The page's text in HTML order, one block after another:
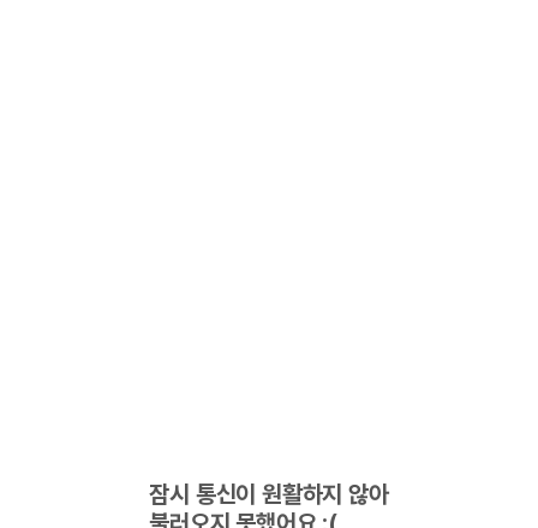
잠시 통신이 원활하지 않아